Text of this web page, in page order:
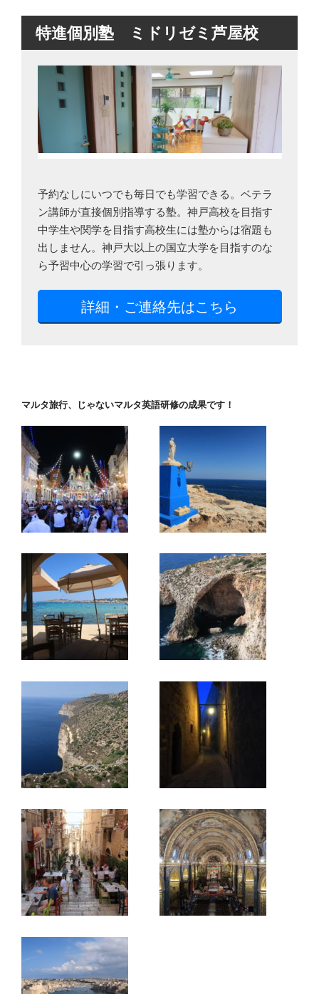
特進個別塾 ミドリゼミ芦屋校
予約なしにいつでも毎日でも学習できる。ベテラ
ン講師が直接個別指導する塾。神戸高校を目指す
中学生や関学を目指す高校生には塾からは宿題も
出しません。神戸大以上の国立大学を目指すのな
ら予習中心の学習で引っ張ります。
詳細・ご連絡先はこちら
マルタ旅行、じゃないマルタ英語研修の成果です！